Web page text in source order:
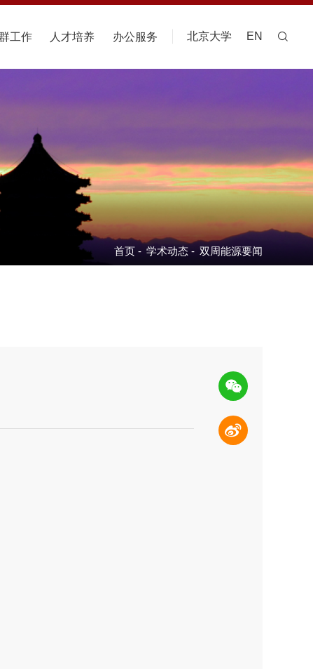
工作 人才培养 办公服务 北京大学 EN
首页 - 学术动态 - 双周能源要闻